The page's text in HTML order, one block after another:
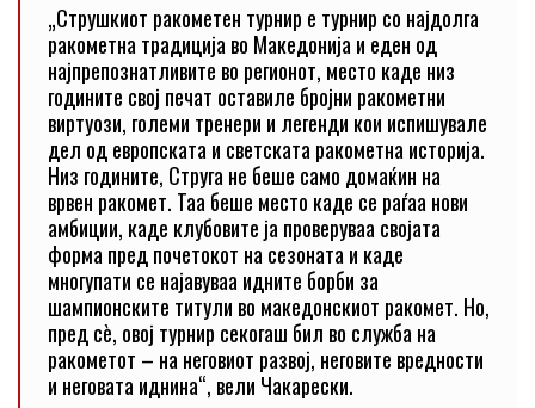
„Струшкиот ракометен турнир е турнир со најдолга
ракометна традиција во Македонија и еден од
најпрепознатливите во регионот, место каде низ
годините свој печат оставиле бројни ракометни
виртуози, големи тренери и легенди кои испишувале
дел од европската и светската ракометна историја.
Низ годините, Струга не беше само домаќин на
врвен ракомет. Таа беше место каде се раѓаа нови
амбиции, каде клубовите ја проверуваа својата
форма пред почетокот на сезоната и каде
многупати се најавуваа идните борби за
шампионските титули во македонскиот ракомет. Но,
пред сè, овој турнир секогаш бил во служба на
ракометот – на неговиот развој, неговите вредности
и неговата иднина“, вели Чакарески.